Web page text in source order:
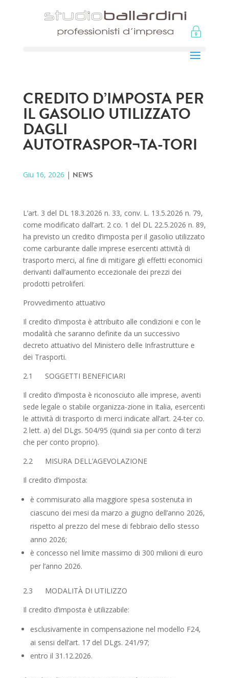
CREDITO D’IMPOSTA PER
IL GASOLIO UTILIZZATO
DAGLI
AUTOTRASPOR¬TA-TORI
Giu 16, 2026 | NEWS
L’art. 3 del DL 18.3.2026 n. 33, conv. L. 13.5.2026 n. 79,
come modificato dall’art. 2 co. 1 del DL 22.5.2026 n. 89,
ha previsto un credito d’imposta per il gasolio utilizzato
come carburante dalle imprese esercenti attività di
trasporto merci, al fine di mitigare gli effetti economici
derivanti dall’aumento eccezionale dei prezzi dei
prodotti petroliferi.
Provvedimento attuativo
Il credito d’imposta è attribuito alle condizioni e con le
modalità che saranno definite da un successivo
decreto attuativo del Ministero delle Infrastrutture e
dei Trasporti.
2.1 SOGGETTI BENEFICIARI
Il credito d’imposta è riconosciuto alle imprese, aventi
sede legale o stabile organizza-zione in Italia, esercenti
le attività di trasporto di merci indicate all’art. 24-ter co.
2 lett. a) del DLgs. 504/95 (quindi sia per conto di terzi
che per conto proprio).
2.2 MISURA DELL’AGEVOLAZIONE
Il credito d’imposta:
è commisurato alla maggiore spesa sostenuta in
ciascuno dei mesi da marzo a giugno dell’anno 2026,
rispetto al prezzo del mese di febbraio dello stesso
anno 2026;
è concesso nel limite massimo di 300 milioni di euro
per l’anno 2026.
2.3 MODALITÀ DI UTILIZZO
Il credito d’imposta è utilizzabile:
esclusivamente in compensazione nel modello F24,
ai sensi dell’art. 17 del DLgs. 241/97;
entro il 31.12.2026.